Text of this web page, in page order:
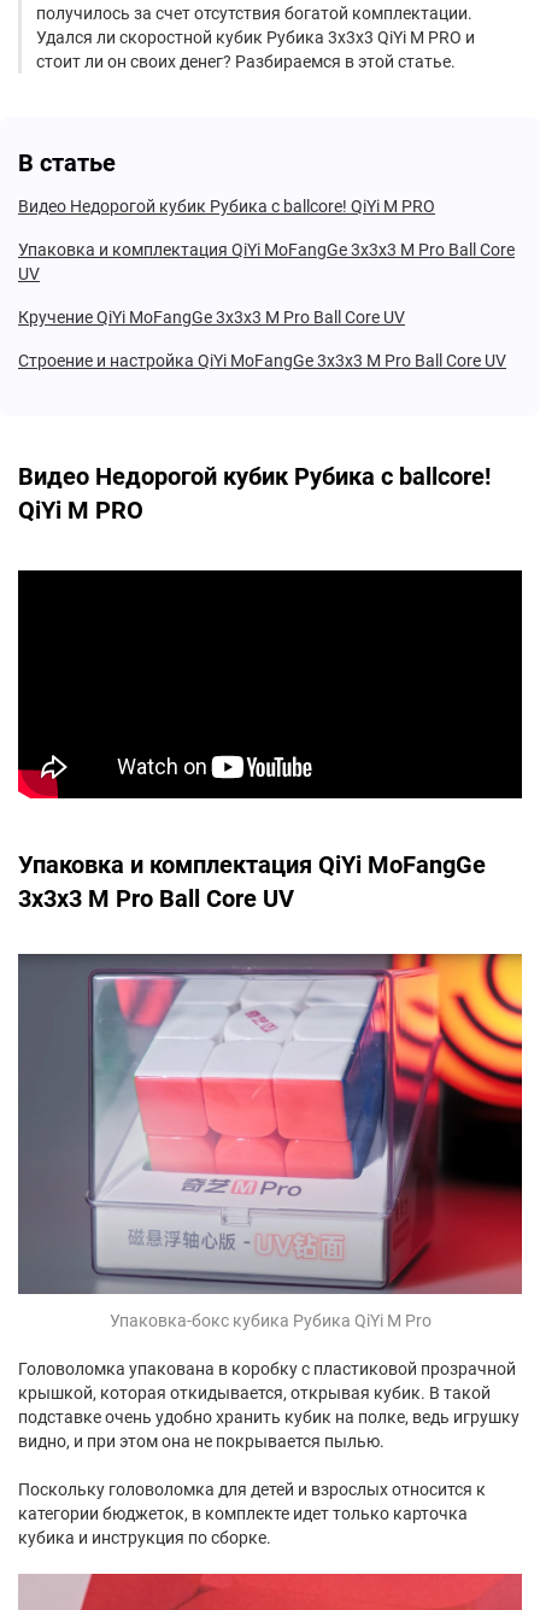
получилось за счет отсутствия богатой комплектации.
Удался ли скоростной кубик Рубика 3х3х3 QiYi M PRO и
стоит ли он своих денег? Разбираемся в этой статье.
В статье
Видео Недорогой кубик Рубика с ballcore! QiYi M PRO
Упаковка и комплектация QiYi MoFangGe 3x3x3 M Pro Ball Core
UV
Кручение QiYi MoFangGe 3x3x3 M Pro Ball Core UV
Строение и настройка QiYi MoFangGe 3x3x3 M Pro Ball Core UV
Видео Недорогой кубик Рубика с ballcore!
QiYi M PRO
Упаковка и комплектация QiYi MoFangGe
3x3x3 M Pro Ball Core UV
Упаковка-бокс кубика Рубика QiYi M Pro
Головоломка упакована в коробку с пластиковой прозрачной
крышкой, которая откидывается, открывая кубик. В такой
подставке очень удобно хранить кубик на полке, ведь игрушку
видно, и при этом она не покрывается пылью.
Поскольку головоломка для детей и взрослых относится к
категории бюджеток, в комплекте идет только карточка
кубика и инструкция по сборке.